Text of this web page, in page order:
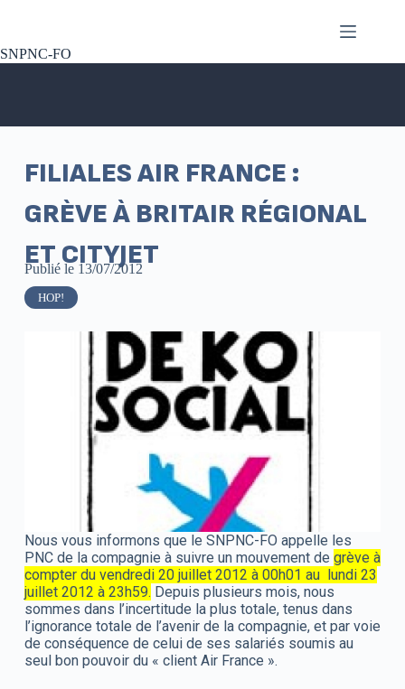
SNPNC-FO
FILIALES AIR FRANCE :
GRÈVE À BRITAIR RÉGIONAL
ET CITYJET
Publié le 13/07/2012
HOP!
Nous vous informons que le SNPNC-FO appelle les
PNC de la compagnie à suivre un mouvement de grève à
compter du vendredi 20 juillet 2012 à 00h01 au lundi 23
juillet 2012 à 23h59. Depuis plusieurs mois, nous
sommes dans l’incertitude la plus totale, tenus dans
l’ignorance totale de l’avenir de la compagnie, et par voie
de conséquence de celui de ses salariés soumis au
seul bon pouvoir du « client Air France ».